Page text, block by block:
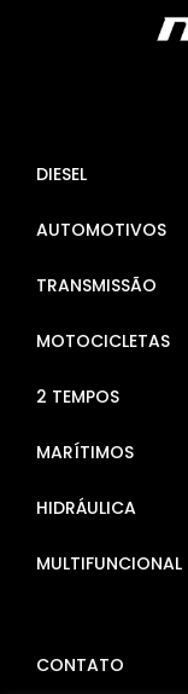
DIESEL
AUTOMOTIVOS
TRANSMISSÃO
MOTOCICLETAS
2 TEMPOS
MARÍTIMOS
HIDRÁULICA
MULTIFUNCIONAL
CONTATO